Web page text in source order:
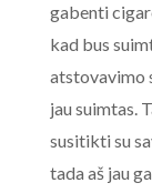
gabenti
kad bus
atstovavimo
jau suimtas.
susitikti su
tada aš jau